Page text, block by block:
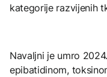
kategorije razvijenih
Navaljni je umro
epibatidinom,